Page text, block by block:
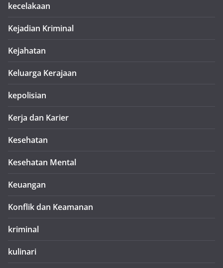
kecelakaan
Kejadian Kriminal
Kejahatan
Keluarga Kerajaan
kepolisian
Kerja dan Karier
Kesehatan
Kesehatan Mental
Keuangan
Konflik dan Keamanan
kriminal
kulinari